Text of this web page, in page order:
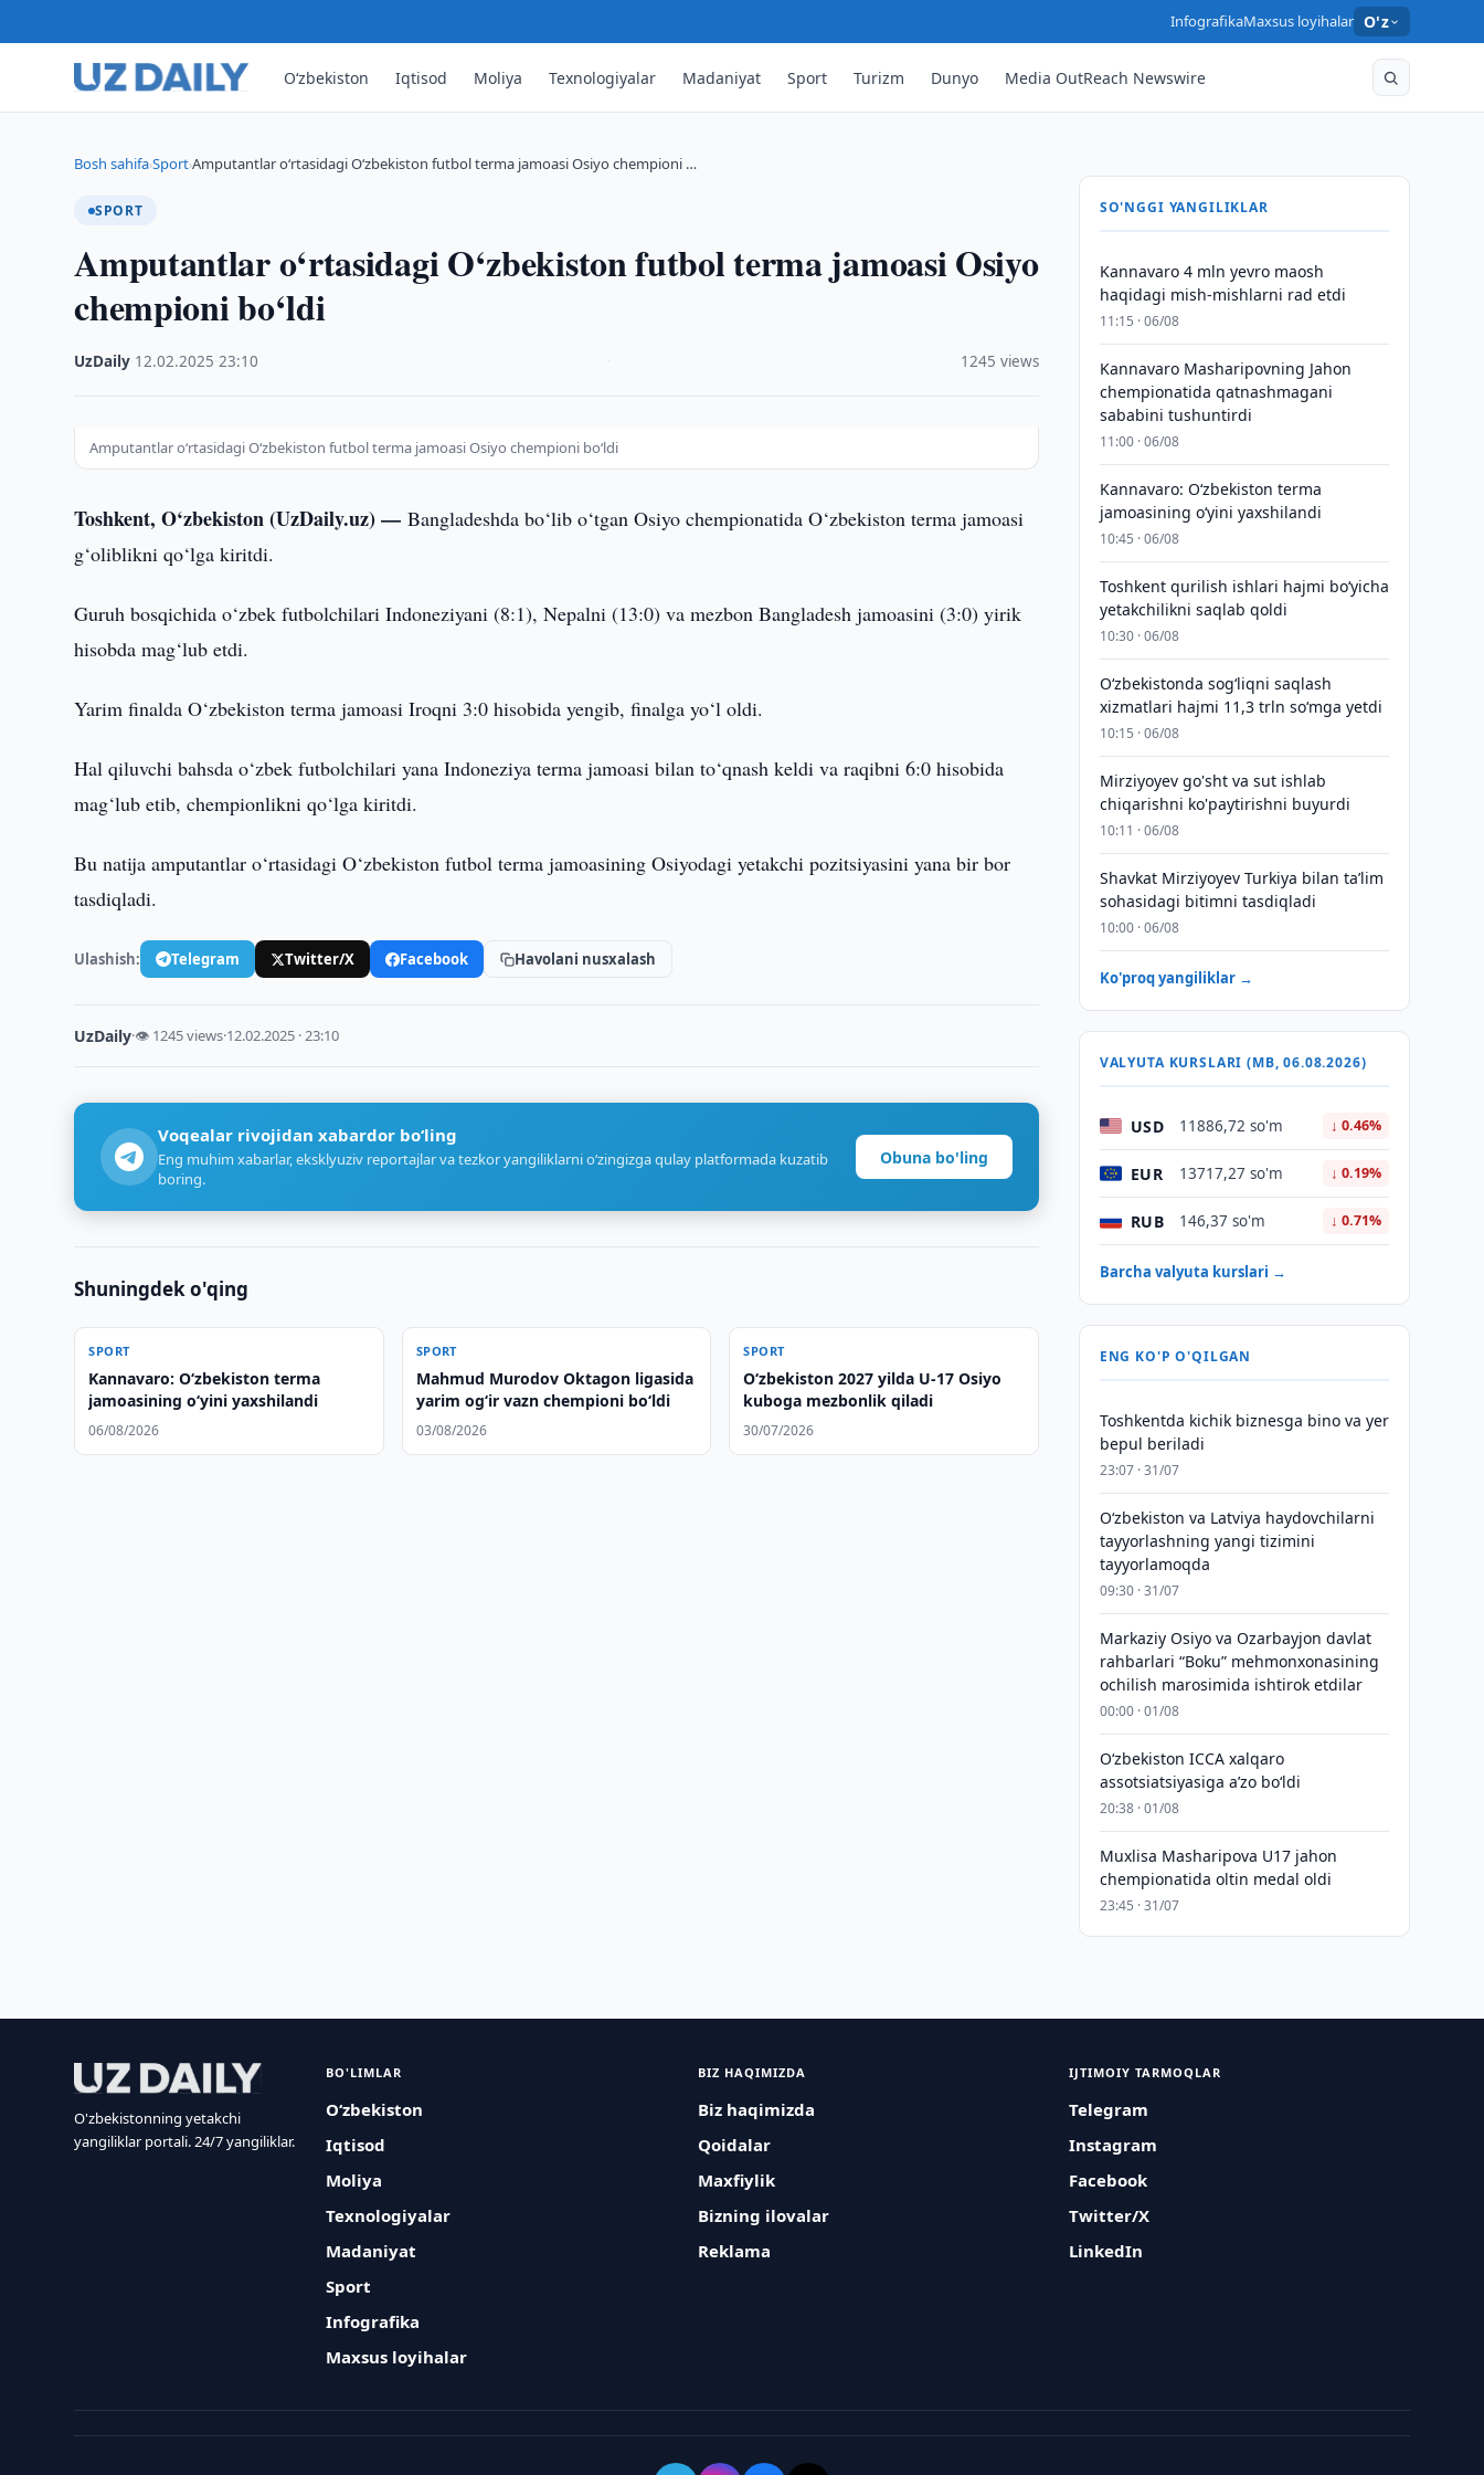
InfografikaMaxsus loyihalar O'z
O‘zbekiston Iqtisod Moliya Texnologiyalar Madaniyat Sport Turizm Dunyo Media OutReach Newswire
Bosh sahifa›Sport›Amputantlar o‘rtasidagi O‘zbekiston futbol terma jamoasi Osiyo chempioni …
SPORT
Amputantlar o‘rtasidagi O‘zbekiston futbol terma jamoasi Osiyo
chempioni bo‘ldi
UzDaily 12.02.2025 ·23:10 1245 views
Amputantlar o‘rtasidagi O‘zbekiston futbol terma jamoasi Osiyo chempioni bo‘ldi
Toshkent, O‘zbekiston (UzDaily.uz) —Bangladeshda bo‘lib o‘tgan Osiyo chempionatida O‘zbekiston terma jamoasi
g‘oliblikni qo‘lga kiritdi.
Guruh bosqichida o‘zbek futbolchilari Indoneziyani (8:1), Nepalni (13:0) va mezbon Bangladesh jamoasini (3:0) yirik
hisobda mag‘lub etdi.
Yarim finalda O‘zbekiston terma jamoasi Iroqni 3:0 hisobida yengib, finalga yo‘l oldi.
Hal qiluvchi bahsda o‘zbek futbolchilari yana Indoneziya terma jamoasi bilan to‘qnash keldi va raqibni 6:0 hisobida
mag‘lub etib, chempionlikni qo‘lga kiritdi.
Bu natija amputantlar o‘rtasidagi O‘zbekiston futbol terma jamoasining Osiyodagi yetakchi pozitsiyasini yana bir bor
tasdiqladi.
Ulashish: Telegram Twitter/X Facebook Havolani nusxalash
UzDaily·👁 1245 views·12.02.2025 · 23:10
Voqealar rivojidan xabardor bo‘ling
Eng muhim xabarlar, eksklyuziv reportajlar va tezkor yangiliklarni o‘zingizga qulay platformada kuzatib
boring.
Obuna bo'ling
Shuningdek o'qing
SPORT
Kannavaro: O‘zbekiston terma
jamoasining o‘yini yaxshilandi
06/08/2026
SPORT
Mahmud Murodov Oktagon ligasida
yarim og‘ir vazn chempioni bo‘ldi
03/08/2026
SPORT
O‘zbekiston 2027 yilda U-17 Osiyo
kuboga mezbonlik qiladi
30/07/2026
SO'NGGI YANGILIKLAR
Kannavaro 4 mln yevro maosh
haqidagi mish-mishlarni rad etdi
11:15 · 06/08
Kannavaro Masharipovning Jahon
chempionatida qatnashmagani
sababini tushuntirdi
11:00 · 06/08
Kannavaro: O‘zbekiston terma
jamoasining o‘yini yaxshilandi
10:45 · 06/08
Toshkent qurilish ishlari hajmi bo‘yicha
yetakchilikni saqlab qoldi
10:30 · 06/08
O‘zbekistonda sog‘liqni saqlash
xizmatlari hajmi 11,3 trln so‘mga yetdi
10:15 · 06/08
Mirziyoyev go'sht va sut ishlab
chiqarishni ko'paytirishni buyurdi
10:11 · 06/08
Shavkat Mirziyoyev Turkiya bilan taʼlim
sohasidagi bitimni tasdiqladi
10:00 · 06/08
Ko'proq yangiliklar →
VALYUTA KURSLARI (MB, 06.08.2026)
USD 11886,72 so'm ↓ 0.46%
EUR 13717,27 so'm ↓ 0.19%
RUB 146,37 so'm ↓ 0.71%
Barcha valyuta kurslari →
ENG KO'P O'QILGAN
Toshkentda kichik biznesga bino va yer
bepul beriladi
23:07 · 31/07
Oʻzbekiston va Latviya haydovchilarni
tayyorlashning yangi tizimini
tayyorlamoqda
09:30 · 31/07
Markaziy Osiyo va Ozarbayjon davlat
rahbarlari “Boku” mehmonxonasining
ochilish marosimida ishtirok etdilar
00:00 · 01/08
O‘zbekiston ICCA xalqaro
assotsiatsiyasiga aʼzo bo‘ldi
20:38 · 01/08
Muxlisa Masharipova U17 jahon
chempionatida oltin medal oldi
23:45 · 31/07
O'zbekistonning yetakchi
yangiliklar portali. 24/7 yangiliklar.
BO'LIMLAR
O‘zbekiston
Iqtisod
Moliya
Texnologiyalar
Madaniyat
Sport
Infografika
Maxsus loyihalar
BIZ HAQIMIZDA
Biz haqimizda
Qoidalar
Maxfiylik
Bizning ilovalar
Reklama
IJTIMOIY TARMOQLAR
Telegram
Instagram
Facebook
Twitter/X
LinkedIn